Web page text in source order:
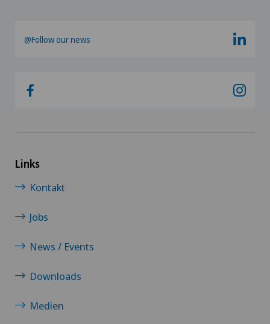
@Follow our news
Links
Kontakt
Jobs
News / Events
Downloads
Medien